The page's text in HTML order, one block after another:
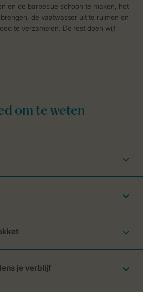
en de barbecue schoon te maken, het
de vaatwasser uit te ruimen en
te verzamelen. De rest doen wij!
je verblijf